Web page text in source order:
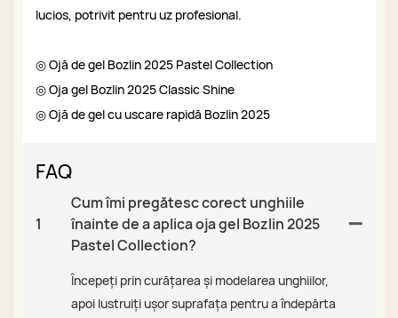
lucios, potrivit pentru uz profesional.
◎ Ojă de gel Bozlin 2025 Pastel Collection
◎ Oja gel Bozlin 2025 Classic Shine
◎ Ojă de gel cu uscare rapidă Bozlin 2025
FAQ
1
Cum îmi pregătesc corect unghiile
înainte de a aplica oja gel Bozlin 2025
Pastel Collection?
Începeți prin curățarea și modelarea unghiilor,
apoi lustruiți ușor suprafața pentru a îndepărta